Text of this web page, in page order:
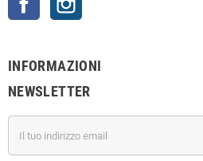
INFORMAZIONI
NEWSLETTER